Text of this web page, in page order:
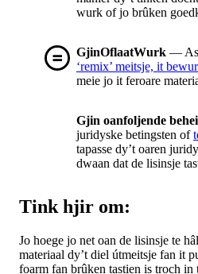
wurk of jo brûken
GjinOflaatWurk — As
‘remix’ meitsje, it
meie jo it feroare
Gjin oanfoljende
juridyske betingsten of
tapasse dy’t oaren
dwaan dat de lisinsje
Tink hjir om:
Jo hoege jo net oan de lisinsje te
materiaal dy’t diel útmeitsje fan it
foarm fan brûken tastien is troch in